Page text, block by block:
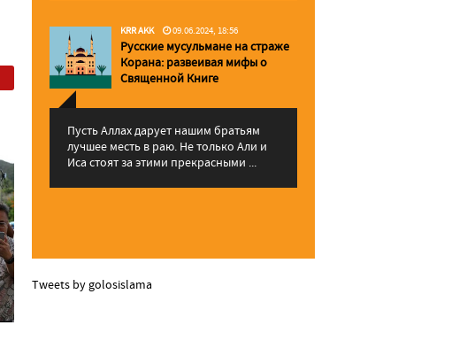
KRR AKK 09.06.2024, 18:56
Русские мусульмане на страже
Корана: pазвеивая мифы о
Священной Книге
Пусть Аллах дарует нашим братьям
лучшее месть в раю. Не только Али и
Иса стоят за этими прекрасными ...
Tweets by golosislama